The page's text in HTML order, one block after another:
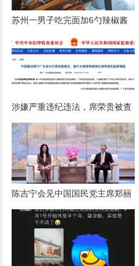
苏州一男子吃完面加6勺辣椒酱
被店主曝光，店主回应：气愤，
曝光的本意是希望不要浪费
涉嫌严重违纪违法，席荣贵被查
陈吉宁会见中国国民党主席郑丽
文